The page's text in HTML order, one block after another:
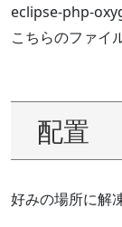
eclipse-php-
こちらのファイ
配置
好みの場所に解